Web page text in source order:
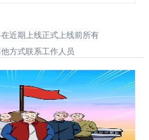
近期上线正式上线前所有
方式联系工作人员